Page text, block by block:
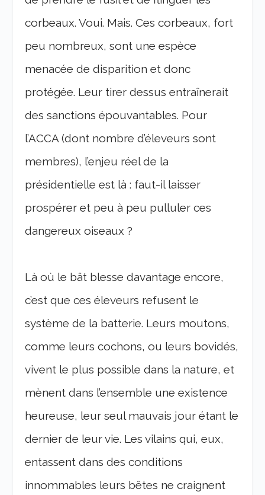
corbeaux. Voui. Mais. Ces corbeaux, fort
peu nombreux, sont une espèce
menacée de disparition et donc
protégée. Leur tirer dessus entraînerait
des sanctions épouvantables. Pour
l’ACCA (dont nombre d’éleveurs sont
membres), l’enjeu réel de la
présidentielle est là : faut-il laisser
prospérer et peu à peu pulluler ces
dangereux oiseaux ?
Là où le bât blesse davantage encore,
c’est que ces éleveurs refusent le
système de la batterie. Leurs moutons,
comme leurs cochons, ou leurs bovidés,
vivent le plus possible dans la nature, et
mènent dans l’ensemble une existence
heureuse, leur seul mauvais jour étant le
dernier de leur vie. Les vilains qui, eux,
entassent dans des conditions
innommables leurs bêtes ne craignent